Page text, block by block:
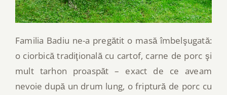
Familia Badiu ne-a pregătit o masă îmbelşugată:
o ciorbică tradiţională cu cartof, carne de porc şi
mult tarhon proaspăt – exact de ce aveam
nevoie după un drum lung, o friptură de porc cu